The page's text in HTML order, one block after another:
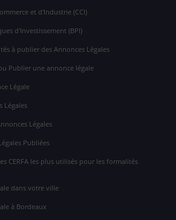
et d'Industrie (CCI)
d'Investissement (BPI)
à publier des Annonces Légales
Publier une annonce légale
Légale
Légales
Légales
Publiées
CERFA les plus utilisés pour les formalités
dans votre ville
à Bordeaux